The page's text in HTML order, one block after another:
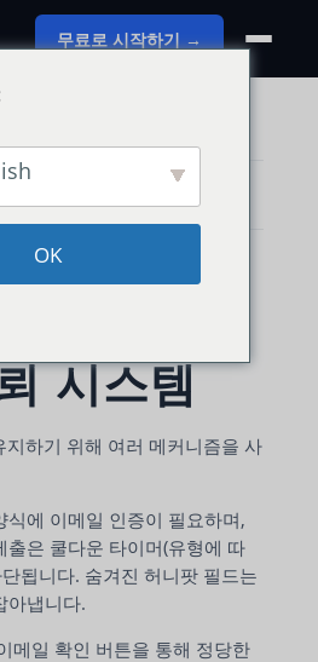
무료로 시작하기 →
플랫폼 매뉴얼
시스템
하기 위해 여러 메커니즘을 사
식에 이메일 인증이 필요하며,
출은 쿨다운 타이머(유형에 따
됩니다. 숨겨진 허니팟 필드는
아냅니다.
메일 확인 버튼을 통해 정당한
OK